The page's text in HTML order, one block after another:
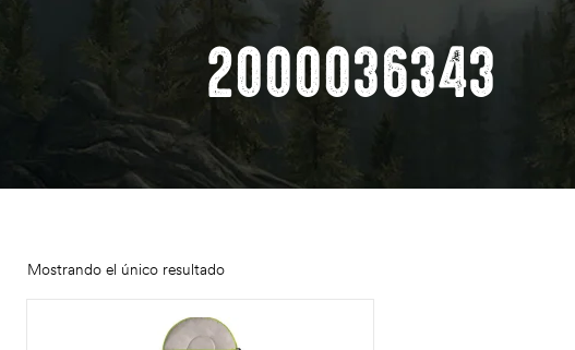
2000036343
Mostrando el único resultado